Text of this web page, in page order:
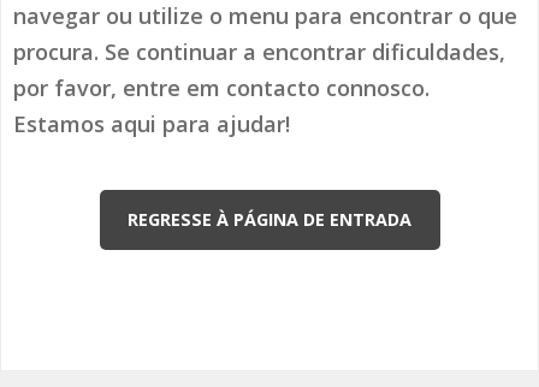
navegar ou utilize o menu para encontrar o que
procura. Se continuar a encontrar dificuldades,
por favor, entre em contacto connosco.
Estamos aqui para ajudar!
REGRESSE À PÁGINA DE ENTRADA